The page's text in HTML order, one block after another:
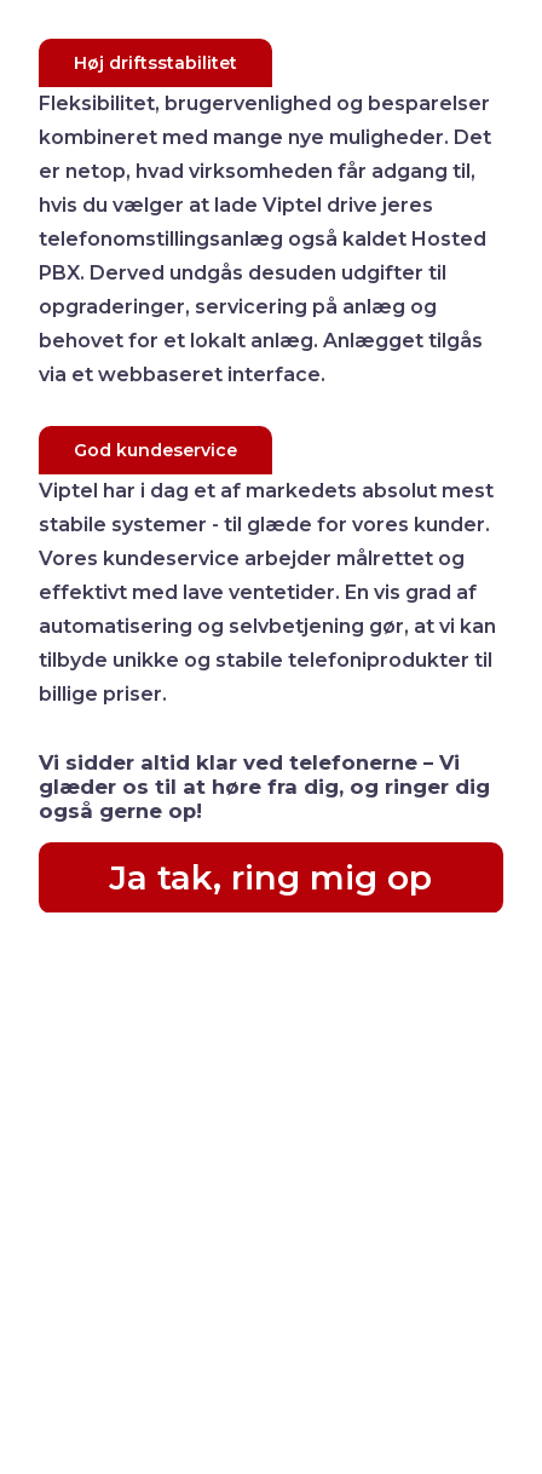
Høj driftsstabilitet
Fleksibilitet, brugervenlighed og besparelser
kombineret med mange nye muligheder. Det
er netop, hvad virksomheden får adgang til,
hvis du vælger at lade Viptel drive jeres
telefonomstillingsanlæg også kaldet Hosted
PBX. Derved undgås desuden udgifter til
opgraderinger, servicering på anlæg og
behovet for et lokalt anlæg. Anlægget tilgås
via et webbaseret interface.
God kundeservice
Viptel har i dag et af markedets absolut mest
stabile systemer - til glæde for vores kunder.
Vores kundeservice arbejder målrettet og
effektivt med lave ventetider. En vis grad af
automatisering og selvbetjening gør, at vi kan
tilbyde unikke og stabile telefoniprodukter til
billige priser.
Vi sidder altid klar ved telefonerne – Vi
glæder os til at høre fra dig, og ringer dig
også gerne op!
Ja tak, ring mig op